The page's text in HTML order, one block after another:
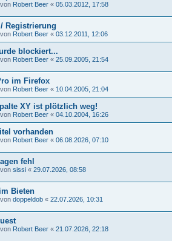
Robert Beer « 05.03.2012, 17:58
Registrierung
Robert Beer « 03.12.2011, 12:06
blockiert...
Robert Beer « 25.09.2005, 21:54
im Firefox
Robert Beer « 10.04.2005, 21:04
XY ist plötzlich weg!
Robert Beer « 04.10.2004, 16:26
vorhanden
Robert Beer « 06.08.2026, 07:10
fehl
sissi « 29.07.2026, 08:58
Bieten
doppeldob « 22.07.2026, 10:31
Robert Beer « 21.07.2026, 22:18